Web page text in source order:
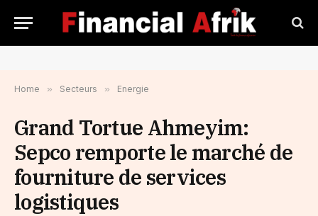
Home » Secteurs » Energie
Grand Tortue Ahmeyim:
Sepco remporte le marché de
fourniture de services
logistiques